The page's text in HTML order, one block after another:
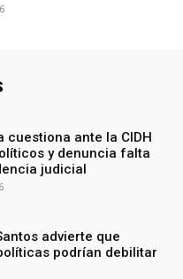
cuestiona ante la CIDH
y denuncia falta
judicial
advierte que
podrían debilitar